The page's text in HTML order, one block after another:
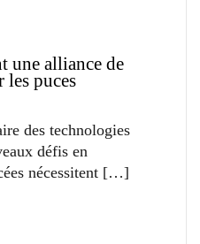
une alliance de
les puces
des technologies
défis en
nécessitent